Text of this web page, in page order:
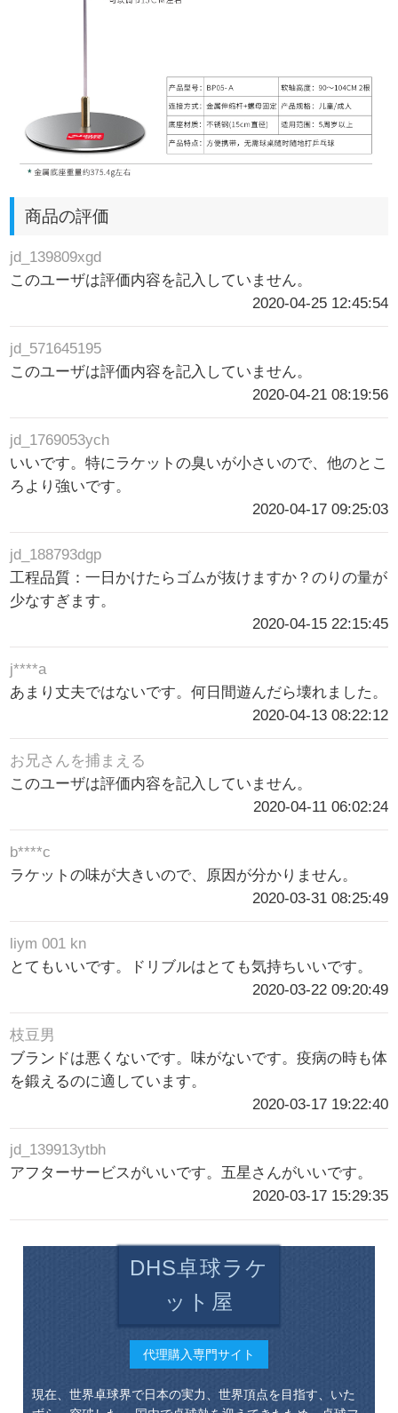
商品の評価
jd_139809xgd
このユーザは評価内容を記入していません。
2020-04-25 12:45:54
jd_571645195
このユーザは評価内容を記入していません。
2020-04-21 08:19:56
jd_1769053ych
いいです。特にラケットの臭いが小さいので、他のとこ
ろより強いです。
2020-04-17 09:25:03
jd_188793dgp
工程品質：一日かけたらゴムが抜けますか？のりの量が
少なすぎます。
2020-04-15 22:15:45
j****a
あまり丈夫ではないです。何日間遊んだら壊れました。
2020-04-13 08:22:12
お兄さんを捕まえる
このユーザは評価内容を記入していません。
2020-04-11 06:02:24
b****c
ラケットの味が大きいので、原因が分かりません。
2020-03-31 08:25:49
liym 001 kn
とてもいいです。ドリブルはとても気持ちいいです。
2020-03-22 09:20:49
枝豆男
ブランドは悪くないです。味がないです。疫病の時も体
を鍛えるのに適しています。
2020-03-17 19:22:40
jd_139913ytbh
アフターサービスがいいです。五星さんがいいです。
2020-03-17 15:29:35
DHS卓球ラケ
ット屋
代理購入専門サイト
現在、世界卓球界で日本の実力、世界頂点を目指す、いた